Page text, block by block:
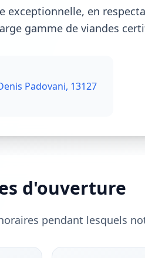
exceptionnelle, en
gamme de viandes
Padovani, 13127
d'ouverture
pendant lesquels